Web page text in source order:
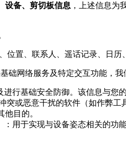
设备、剪切板信息 ，上述信息为
置、联系人、遥话记录、日历
础网络服务及特定交互功能，我
行基础安全防御。该信息与您
突或恶意干扰的软件（如作弊
目的。
：用于实现与设备姿态相关的功